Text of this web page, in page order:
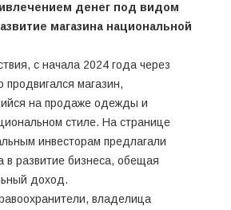
денег под видом
магазина национальной
с начала 2024 года через
продвигался магазин,
на продаже одежды и
стиле. На странице
инвесторам предлагали
в развитие бизнеса, обещая
доход.
владелица